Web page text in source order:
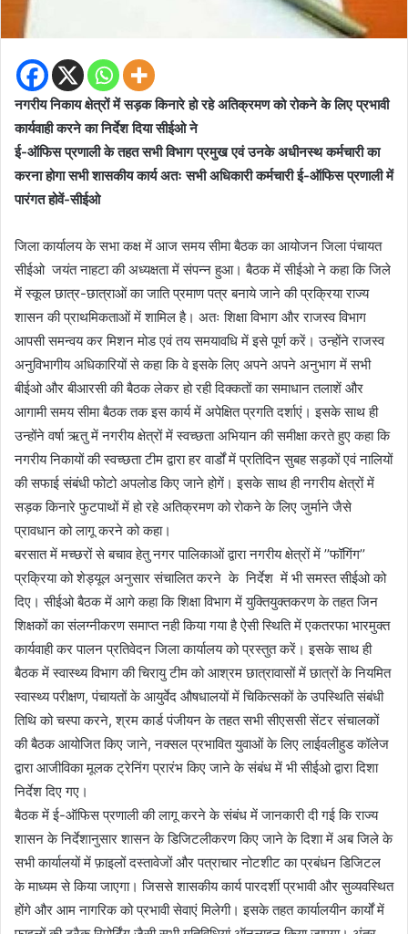
नगरीय निकाय क्षेत्रों में सड़क किनारे हो रहे अतिक्रमण को रोकने के लिए प्रभावी
कार्यवाही करने का निर्देश दिया सीईओ ने
ई-ऑफिस प्रणाली के तहत सभी विभाग प्रमुख एवं उनके अधीनस्थ कर्मचारी का
करना होगा सभी शासकीय कार्य अतः सभी अधिकारी कर्मचारी ई-ऑफिस प्रणाली में
पारंगत होवें-सीईओ
जिला कार्यालय के सभा कक्ष में आज समय सीमा बैठक का आयोजन जिला पंचायत
सीईओ जयंत नाहटा की अध्यक्षता में संपन्न हुआ। बैठक में सीईओ ने कहा कि जिले
में स्कूल छात्र-छात्राओं का जाति प्रमाण पत्र बनाये जाने की प्रक्रिया राज्य
शासन की प्राथमिकताओं में शामिल है। अतः शिक्षा विभाग और राजस्व विभाग
आपसी समन्वय कर मिशन मोड एवं तय समयावधि में इसे पूर्ण करें। उन्होंने राजस्व
अनुविभागीय अधिकारियों से कहा कि वे इसके लिए अपने अपने अनुभाग में सभी
बीईओ और बीआरसी की बैठक लेकर हो रही दिक्कतों का समाधान तलाशें और
आगामी समय सीमा बैठक तक इस कार्य में अपेक्षित प्रगति दर्शाएं। इसके साथ ही
उन्होंने वर्षा ऋतु में नगरीय क्षेत्रों में स्वच्छता अभियान की समीक्षा करते हुए कहा कि
नगरीय निकायों की स्वच्छता टीम द्वारा हर वार्डों में प्रतिदिन सुबह सड़कों एवं नालियों
की सफाई संबंधी फोटो अपलोड किए जाने होगें। इसके साथ ही नगरीय क्षेत्रों में
सड़क किनारे फुटपाथों में हो रहे अतिक्रमण को रोकने के लिए जुर्माने जैसे
प्रावधान को लागू करने को कहा।
बरसात में मच्छरों से बचाव हेतु नगर पालिकाओं द्वारा नगरीय क्षेत्रों में ’’फॉगिंग’’
प्रक्रिया को शेड्यूल अनुसार संचालित करने के निर्देश में भी समस्त सीईओ को
दिए। सीईओ बैठक में आगे कहा कि शिक्षा विभाग में युक्तियुक्तकरण के तहत जिन
शिक्षकों का संलग्नीकरण समाप्त नही किया गया है ऐसी स्थिति में एकतरफा भारमुक्त
कार्यवाही कर पालन प्रतिवेदन जिला कार्यालय को प्रस्तुत करें। इसके साथ ही
बैठक में स्वास्थ्य विभाग की चिरायु टीम को आश्रम छात्रावासों में छात्रों के नियमित
स्वास्थ्य परीक्षण, पंचायतों के आयुर्वेद औषधालयों में चिकित्सकों के उपस्थिति संबंधी
तिथि को चस्पा करने, श्रम कार्ड पंजीयन के तहत सभी सीएससी सेंटर संचालकों
की बैठक आयोजित किए जाने, नक्सल प्रभावित युवाओं के लिए लाईवलीहुड कॉलेज
द्वारा आजीविका मूलक ट्रेनिंग प्रारंभ किए जाने के संबंध में भी सीईओ द्वारा दिशा
निर्देश दिए गए।
बैठक में ई-ऑफिस प्रणाली की लागू करने के संबंध में जानकारी दी गई कि राज्य
शासन के निर्देशानुसार शासन के डिजिटलीकरण किए जाने के दिशा में अब जिले के
सभी कार्यालयों में फ़ाइलों दस्तावेजों और पत्राचार नोटशीट का प्रबंधन डिजिटल
के माध्यम से किया जाएगा। जिससे शासकीय कार्य पारदर्शी प्रभावी और सुव्यवस्थित
होंगे और आम नागरिक को प्रभावी सेवाएं मिलेगी। इसके तहत कार्यालयीन कार्यों में